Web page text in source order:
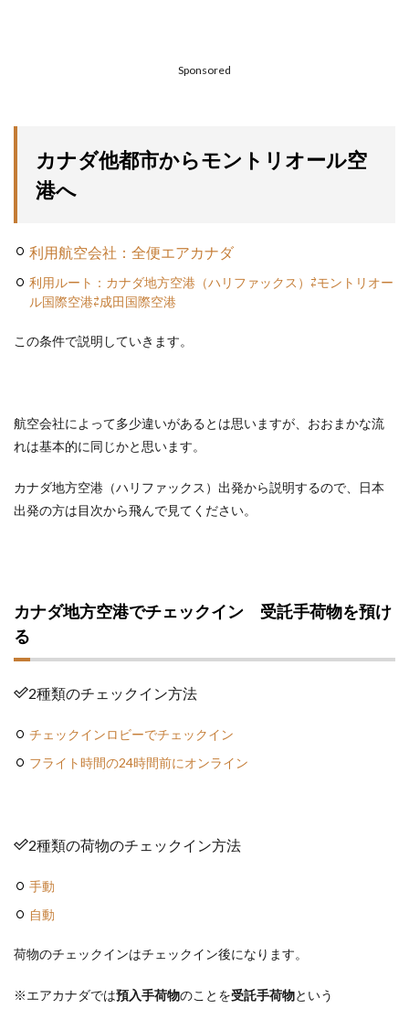
Sponsored
カナダ他都市からモントリオール空
港へ
利用航空会社：全便エアカナダ
利用ルート：カナダ地方空港（ハリファックス）⇄モントリオー
ル国際空港⇄成田国際空港
この条件で説明していきます。
航空会社によって多少違いがあるとは思いますが、おおまかな流
れは基本的に同じかと思います。
カナダ地方空港（ハリファックス）出発から説明するので、日本
出発の方は目次から飛んで見てください。
カナダ地方空港でチェックイン 受託手荷物を預け
る
2種類のチェックイン方法
チェックインロビーでチェックイン
フライト時間の24時間前にオンライン
2種類の荷物のチェックイン方法
手動
自動
荷物のチェックインはチェックイン後になります。
※エアカナダでは預入手荷物のことを受託手荷物という